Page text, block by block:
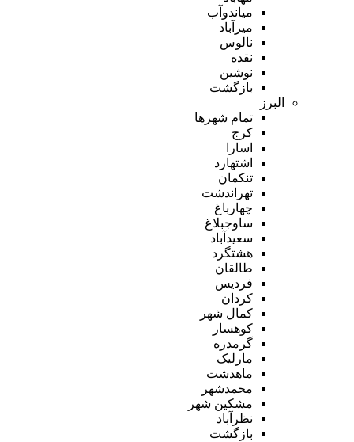
میاندوآب
میرآباد
نالوس
نقده
نوشین
بازگشت
البرز
تمام شهر‌ها
کرج
اسارا
اشتهارد
تنکمان
تهراندشت
چهارباغ
ساوجبلاغ
سعیدآباد
هشتگرد
طالقان
فردیس
کردان
کمال شهر
کوهسار
گرمدره
مارلیک
ماهدشت
محمدشهر
مشکین شهر
نظرآباد
بازگشت